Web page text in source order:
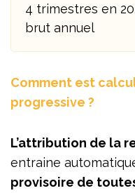
4 trimestres en
brut annuel
Comment est
progressive ?
L’attribution de la
entraine
provisoire de